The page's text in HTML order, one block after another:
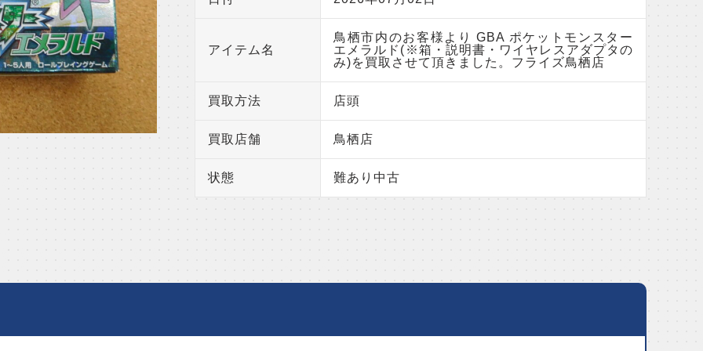
アイテム名
鳥栖市内のお客様より GBA ポケットモンスター
エメラルド(※箱・説明書・ワイヤレスアダプタの
み)を買取させて頂きました。フライズ鳥栖店
買取方法 店頭
買取店舗 鳥栖店
状態 難あり中古